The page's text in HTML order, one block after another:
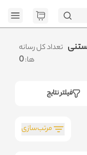
تعداد کل رسانه
ها:0
فیلتر نتایج
مرتب‌سازی
.متوجه شدم